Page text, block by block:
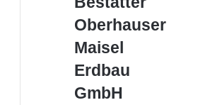
Oberhauser
Maisel
GmbH
Maisel
Erdbau
GmbH